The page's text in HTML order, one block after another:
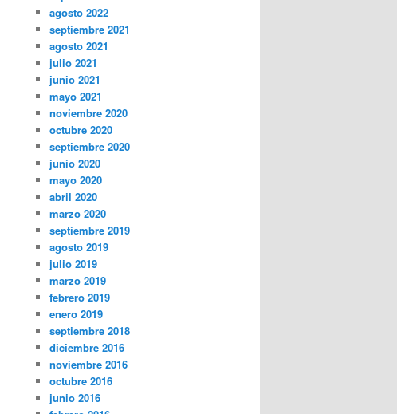
agosto 2022
septiembre 2021
agosto 2021
julio 2021
junio 2021
mayo 2021
noviembre 2020
octubre 2020
septiembre 2020
junio 2020
mayo 2020
abril 2020
marzo 2020
septiembre 2019
agosto 2019
julio 2019
marzo 2019
febrero 2019
enero 2019
septiembre 2018
diciembre 2016
noviembre 2016
octubre 2016
junio 2016